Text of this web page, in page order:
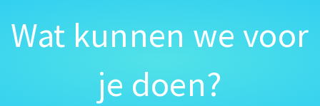
Wat kunnen we voor
je doen?